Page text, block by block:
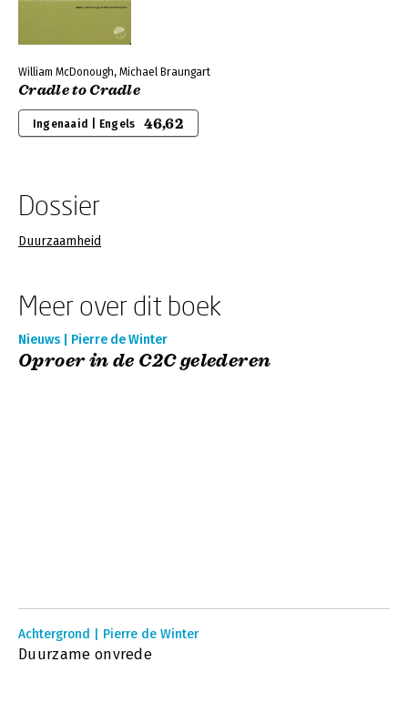
William McDonough, Michael Braungart
Cradle to Cradle
Ingenaaid | Engels 46,62
Dossier
Duurzaamheid
Meer over dit boek
Nieuws | Pierre de Winter
Oproer in de C2C gelederen
Achtergrond | Pierre de Winter
Duurzame onvrede